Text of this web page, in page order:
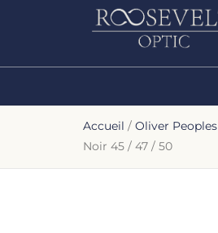
Accueil / Oliver Peoples
Noir 45 / 47 / 50